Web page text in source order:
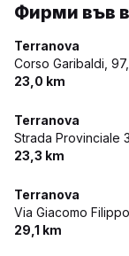
Фирми във
Terranova
Corso Garibaldi, 97,
23,0 km
Terranova
Strada Provinciale
23,3 km
Terranova
Via Giacomo
29,1 km